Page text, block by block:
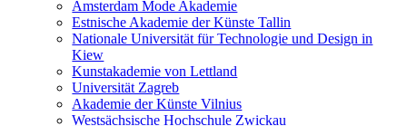
Amsterdam Mode Akademie
Estnische Akademie der Künste Tallin
Nationale Universität für Technologie und Design in
Kiew
Kunstakademie von Lettland
Universität Zagreb
Akademie der Künste Vilnius
Westsächsische Hochschule Zwickau